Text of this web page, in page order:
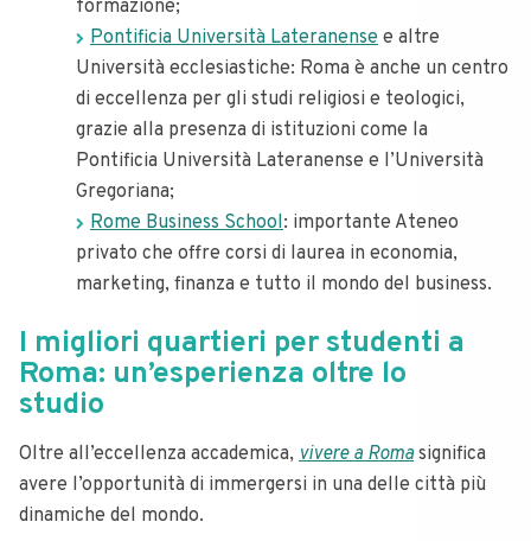
formazione;
Pontificia Università Lateranense e altre
Università ecclesiastiche: Roma è anche un centro
di eccellenza per gli studi religiosi e teologici,
grazie alla presenza di istituzioni come la
Pontificia Università Lateranense e l’Università
Gregoriana;
Rome Business School: importante Ateneo
privato che offre corsi di laurea in economia,
marketing, finanza e tutto il mondo del business.
I migliori quartieri per studenti a
Roma: un’esperienza oltre lo
studio
Oltre all’eccellenza accademica, vivere a Roma significa
avere l’opportunità di immergersi in una delle città più
dinamiche del mondo.